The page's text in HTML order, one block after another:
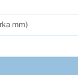
mm)